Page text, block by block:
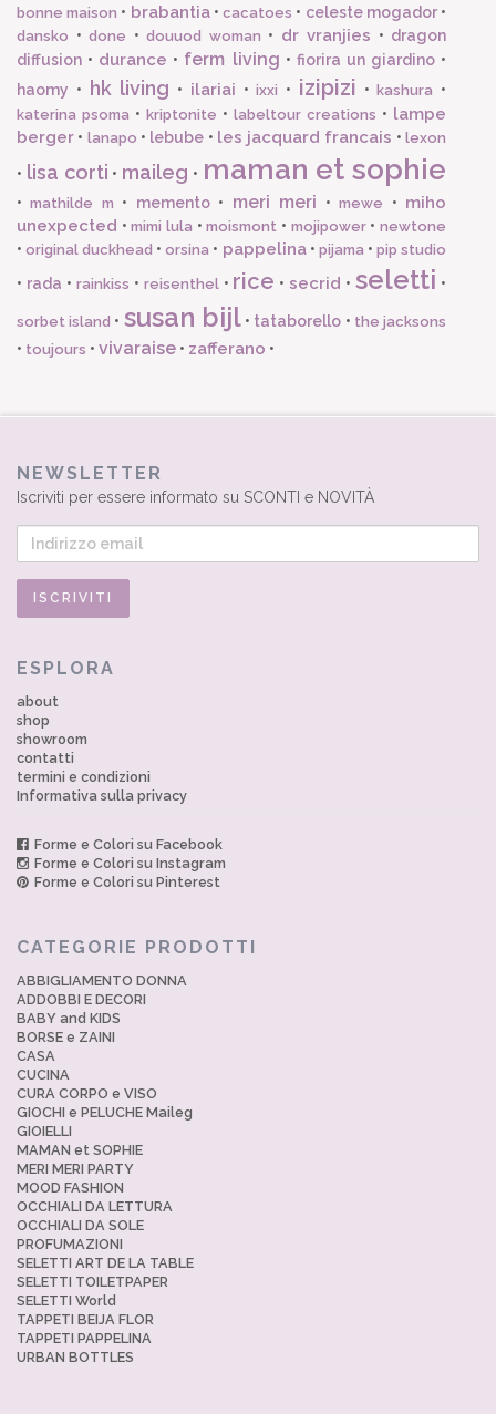
bonne maison • brabantia•cacatoes • celeste mogador•
dansko • done • douuod woman • dr vranjies • dragon
diffusion • durance • ferm living • fiorira un giardino•
haomy • hk living • ilariai •ixxi • izipizi •kashura •
katerina psoma • kriptonite • labeltour creations • lampe
berger • lanapo • lebube • les jacquard francais •lexon
• lisa corti • maileg • maman et sophie
•mathilde m • memento• meri meri •mewe • miho
unexpected •mimi lula •moismont • mojipower•newtone
•original duckhead •orsina • pappelina• pijama • pip studio
• rada • rainkiss • reisenthel• rice •secrid •seletti •
sorbet island • susan bijl• tataborello • the jacksons
• toujours • vivaraise • zafferano •
NEWSLETTER
Iscriviti per essere informato su SCONTI e NOVITÀ
ESPLORA
about
shop
showroom
contatti
termini e condizioni
Informativa sulla privacy
Forme e Colori su Facebook
Forme e Colori su Instagram
Forme e Colori su Pinterest
CATEGORIE PRODOTTI
ABBIGLIAMENTO DONNA
ADDOBBI E DECORI
BABY and KIDS
BORSE e ZAINI
CASA
CUCINA
CURA CORPO e VISO
GIOCHI e PELUCHE Maileg
GIOIELLI
MAMAN et SOPHIE
MERI MERI PARTY
MOOD FASHION
OCCHIALI DA LETTURA
OCCHIALI DA SOLE
PROFUMAZIONI
SELETTI ART DE LA TABLE
SELETTI TOILETPAPER
SELETTI World
TAPPETI BEIJA FLOR
TAPPETI PAPPELINA
URBAN BOTTLES